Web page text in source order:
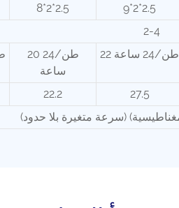
8*2*2.5 9*2*2.5
2-4
20 طن/24
ساعة
22 طن/24 ساعة
22.2 27.5